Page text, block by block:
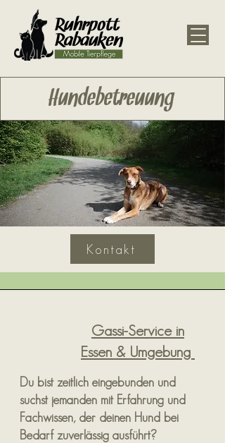
Kontakt
Hundebetreuung
Gassi-Service in
Essen & Umgebung
Du bist zeitlich eingebunden und
suchst jemanden mit Erfahrung und
Fachwissen, der deinen Hund bei
Bedarf zuverlässig ausführt?